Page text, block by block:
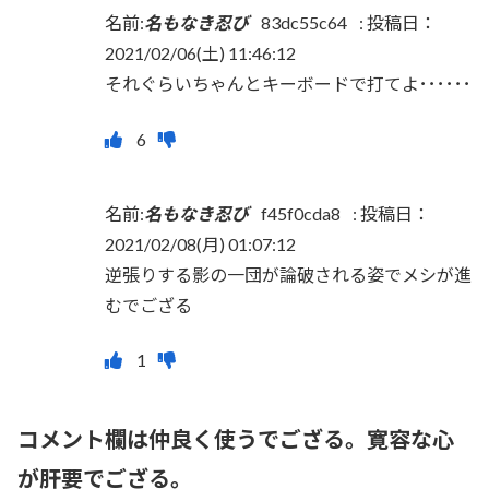
名前:名もなき忍び 83dc55c64 : 投稿日：
2021/02/06(土) 11:46:12
それぐらいちゃんとキーボードで打てよ･･････
名前:名もなき忍び f45f0cda8 : 投稿日：
2021/02/08(月) 01:07:12
逆張りする影の一団が論破される姿でメシが進
むでござる
コメント欄は仲良く使うでござる。寛容な心
が肝要でござる。